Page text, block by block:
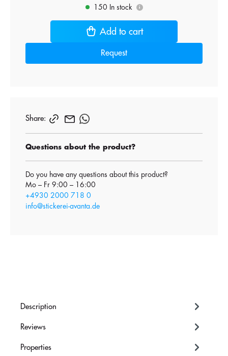
150 In stock i
Add to cart
Request
Share:
Questions about the product?
Do you have any questions about this product?
Mo – Fr 9:00 – 16:00
+4930 2000 718 0
info@stickerei-avanta.de
Description
Reviews
Properties